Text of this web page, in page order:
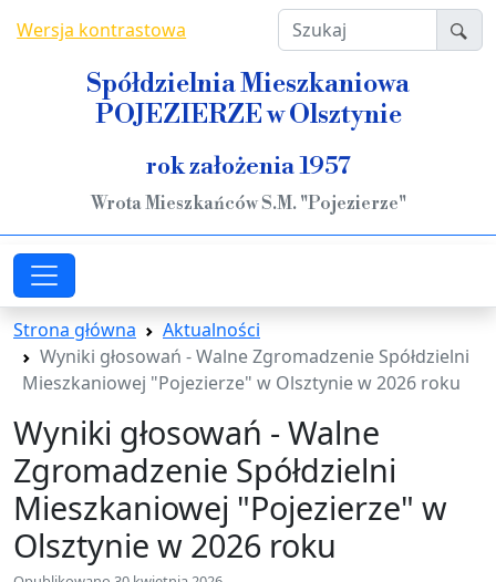
Wersja kontrastowa Szukaj
Spółdzielnia Mieszkaniowa
POJEZIERZE w Olsztynie
rok założenia 1957
Wrota Mieszkańców S.M. "Pojezierze"
Strona główna
Aktualności
Wyniki głosowań - Walne Zgromadzenie Spółdzielni
Mieszkaniowej "Pojezierze" w Olsztynie w 2026 roku
Wyniki głosowań - Walne
Zgromadzenie Spółdzielni
Mieszkaniowej "Pojezierze" w
Olsztynie w 2026 roku